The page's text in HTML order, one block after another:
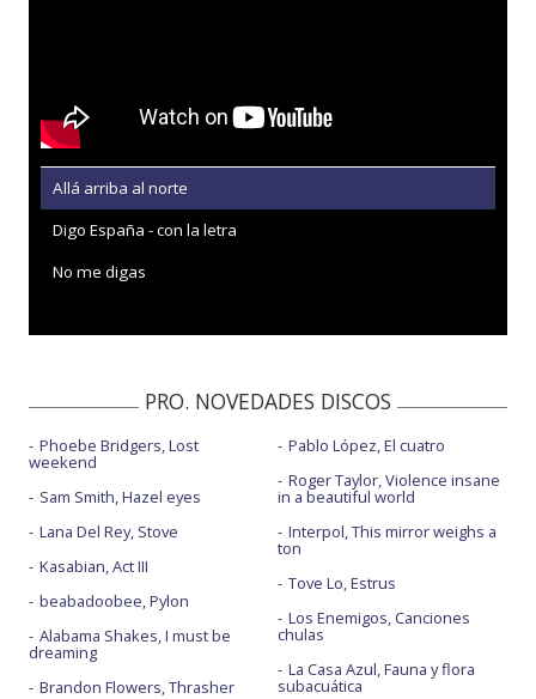
Allá arriba al norte
Digo España - con la letra
No me digas
PRO. NOVEDADES DISCOS
Phoebe Bridgers, Lost
weekend
Sam Smith, Hazel eyes
Lana Del Rey, Stove
Kasabian, Act III
beabadoobee, Pylon
Alabama Shakes, I must be
dreaming
Brandon Flowers, Thrasher
Pablo López, El cuatro
Roger Taylor, Violence insane
in a beautiful world
Interpol, This mirror weighs a
ton
Tove Lo, Estrus
Los Enemigos, Canciones
chulas
La Casa Azul, Fauna y flora
subacuática